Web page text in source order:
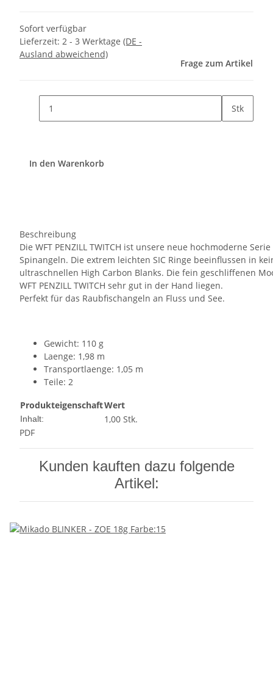
Sofort verfügbar
Lieferzeit: 2 - 3 Werktage (DE -
Ausland abweichend)
Frage zum Artikel
Stk
In den Warenkorb
Beschreibung
Die WFT PENZILL TWITCH ist unsere neue hochmoderne
Spinangeln. Die extrem leichten SIC Ringe beeinflussen in
ultraschnellen High Carbon Blanks. Die fein geschliffenen
WFT PENZILL TWITCH sehr gut in der Hand liegen.
Perfekt für das Raubfischangeln an Fluss und See.
Gewicht: 110 g
Laenge: 1,98 m
Transportlaenge: 1,05 m
Teile: 2
ProdukteigenschaftWert
Inhalt:
1,00 Stk.
PDF
Kunden kauften dazu folgende
Artikel: